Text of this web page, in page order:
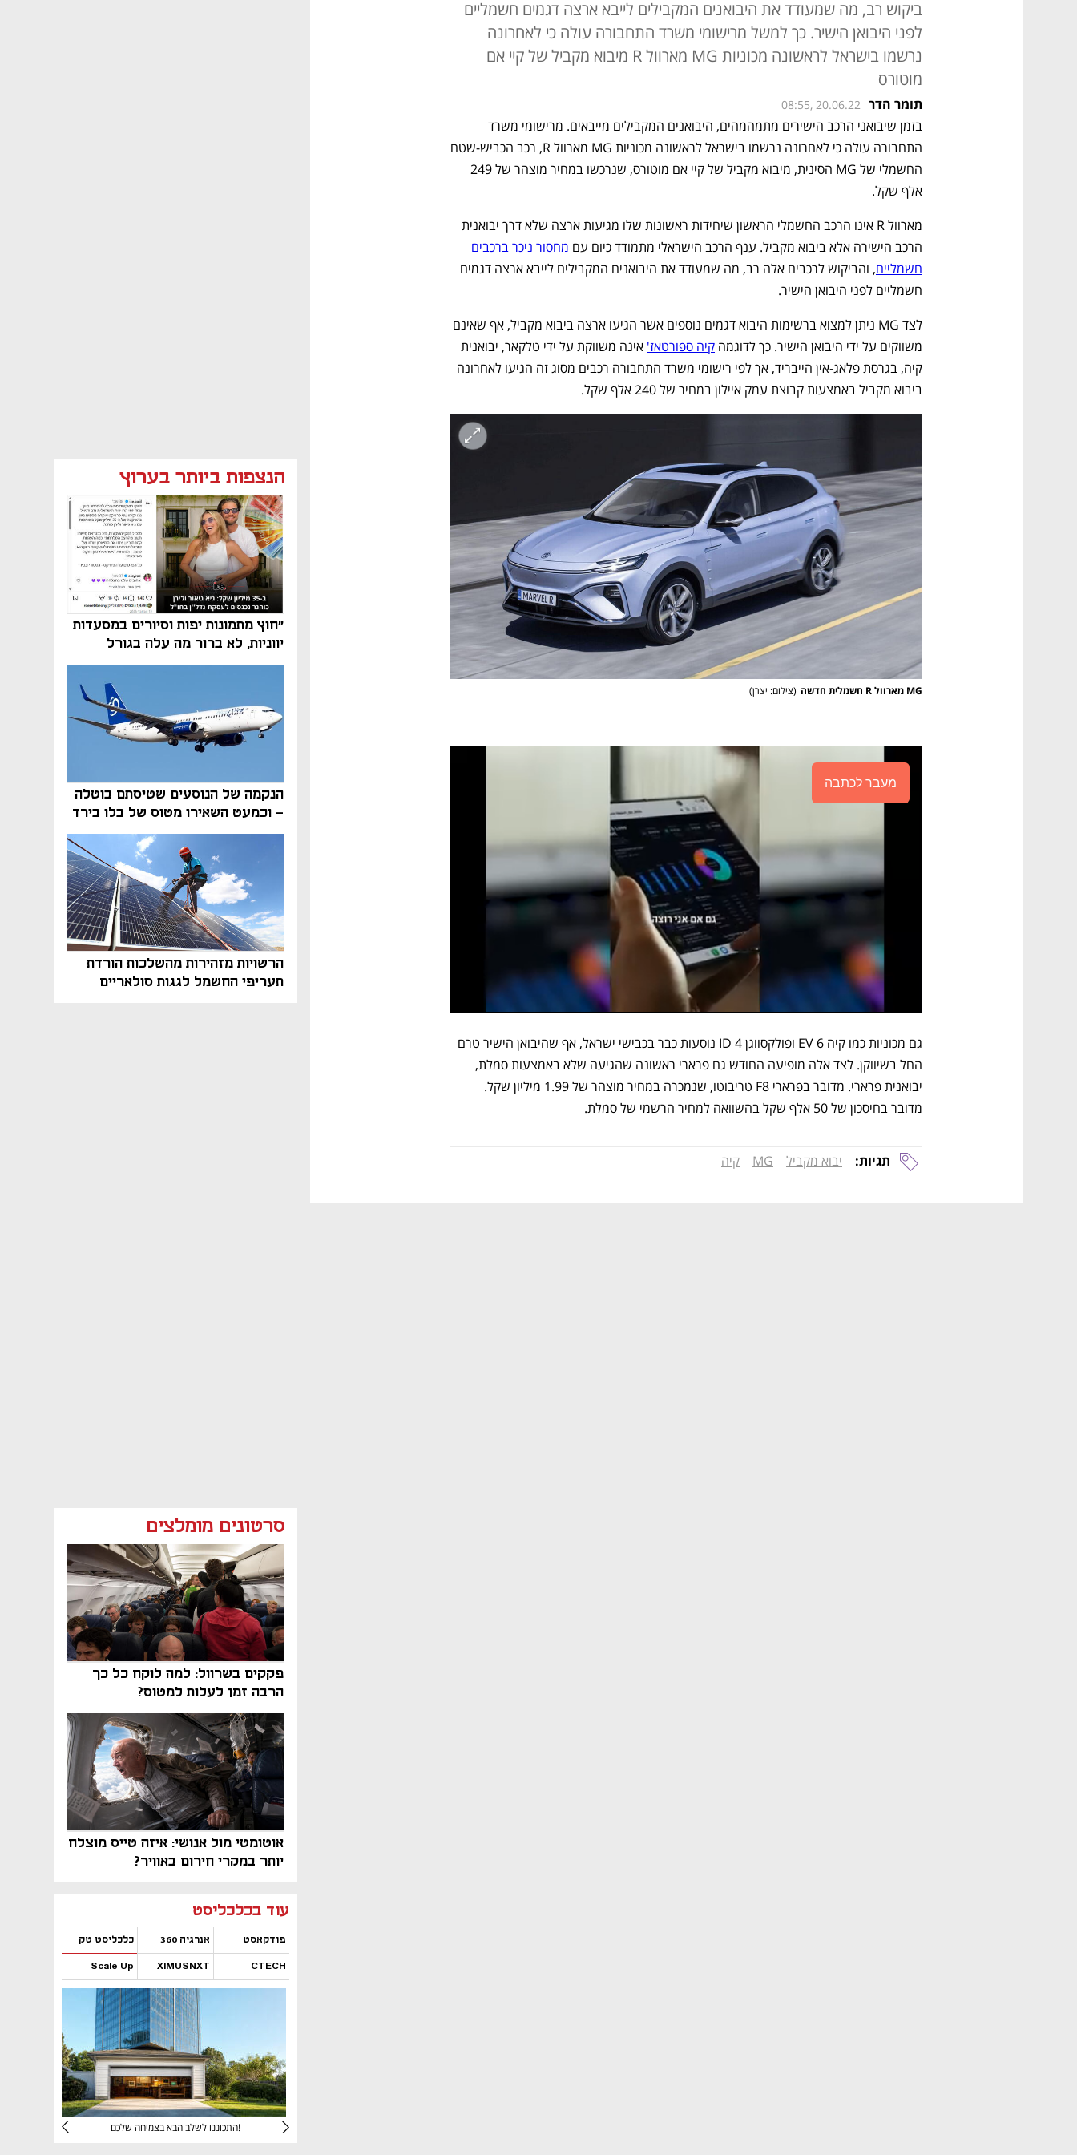
הנצפות ביותר בערוץ
"חוץ מתמונות יפות וסיורים במסעדות
יווניות, לא ברור מה עלה בגורל
פרויקט הנדל"ן"
הנקמה של הנוסעים שטיסתם בוטלה
- וכמעט השאירו מטוס של בלו בירד
על הקרקע
הרשויות מזהירות מהשלכות הורדת
תעריפי החשמל לגגות סולאריים
סרטונים מומלצים
פקקים בשרוול: למה לוקח כל כך
הרבה זמן לעלות למטוס?
אוטומטי מול אנושי: איזה טייס מוצלח
יותר במקרי חירום באוויר?
עוד בכלכליסט
פודקאסט אנרגיה 360 כלכליסט טק
CTECH
XIMUSNXT
Scale Up
נפתח בכרטיסייה חדשה
התכוננו לשלב הבא בצמיחה שלכם!
נפתח בכרטיסייה חדשה
ביקוש רב, מה שמעודד את היבואנים המקבילים לייבא ארצה דגמים חשמליים
לפני היבואן הישיר. כך למשל מרישומי משרד התחבורה עולה כי לאחרונה
נרשמו בישראל לראשונה מכוניות MG מארוול R מיבוא מקביל של קיי אם
מוטורס
תומר הדר 08:55, 20.06.22
אלף שקל.
הרכב הישירה אלא ביבוא מקביל. ענף הרכב הישראלי מתמודד כיום עם
חשמליים
חשמליים לפני היבואן הישיר.
משווקים על ידי היבואן הישיר. כך לדוגמה קיה ספורטאז'
ביבוא מקביל באמצעות קבוצת עמק איילון במחיר של 240 אלף שקל.
MG מארוול R חשמלית חדשה (צילום: יצרן)
מעבר לכתבה
מדובר בחיסכון של 50 אלף שקל בהשוואה למחיר הרשמי של סמלת.
תגיות: יבוא מקביל MG קיה